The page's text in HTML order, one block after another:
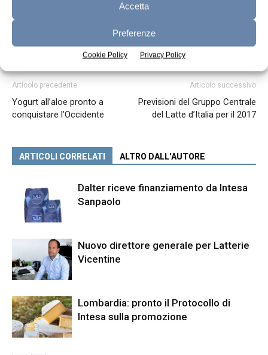
Accetta
Preferenze
Cookie Policy Privacy Policy
Articolo precedente
Yogurt all’aloe pronto a
conquistare l’Occidente
Articolo successivo
Previsioni del Gruppo Centrale
del Latte d’Italia per il 2017
ARTICOLI CORRELATI ALTRO DALL'AUTORE
Dalter riceve finanziamento da Intesa
Sanpaolo
Nuovo direttore generale per Latterie
Vicentine
Lombardia: pronto il Protocollo di
Intesa sulla promozione